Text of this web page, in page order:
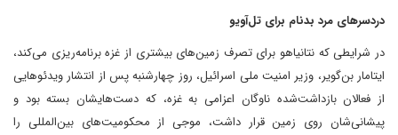
دردسرهای مرد بدنام برای تل‌آویو
در شرایطی که نتانیاهو برای تصرف زمین‌های بیشتری از غزه برنامه‌ریزی می‌کند،
ایتامار بن‌گویر، وزیر امنیت ملی اسرائیل، روز چهارشنبه پس از انتشار ویدئوهایی
از فعالان بازداشت‌شده ناوگان اعزامی به غزه، که دست‌هایشان بسته بود و
پیشانی‌شان روی زمین قرار داشت، موجی از محکومیت‌های بین‌المللی را